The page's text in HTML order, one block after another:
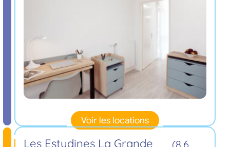
Voir les locations
Les Estudines La Grande
(8,6